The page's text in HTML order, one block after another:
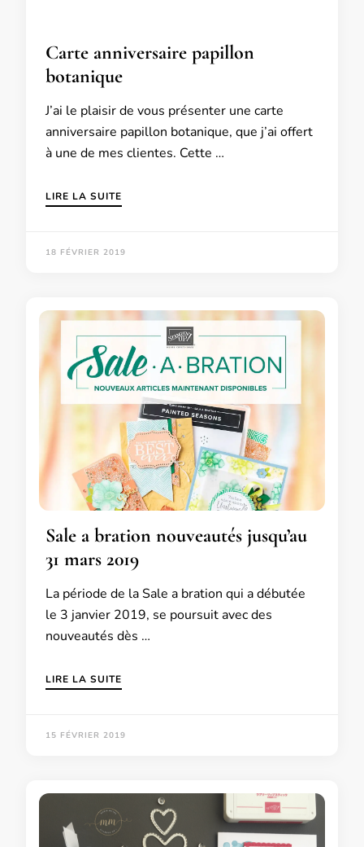
Carte anniversaire papillon
botanique
J’ai le plaisir de vous présenter une carte
anniversaire papillon botanique, que j’ai offert
à une de mes clientes. Cette …
LIRE LA SUITE
18 FÉVRIER 2019
Sale a bration nouveautés jusqu’au
31 mars 2019
La période de la Sale a bration qui a débutée
le 3 janvier 2019, se poursuit avec des
nouveautés dès …
LIRE LA SUITE
15 FÉVRIER 2019